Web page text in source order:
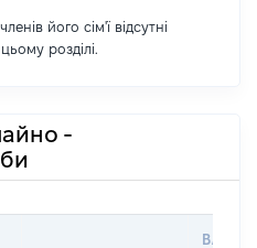
його сім'ї відсутні
розділі.
-